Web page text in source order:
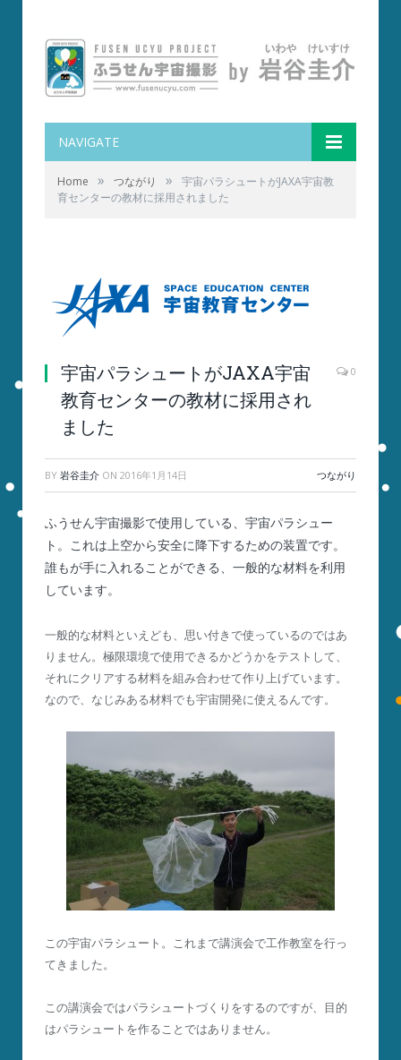
NAVIGATE
Home » つながり »
宇宙パラシュートがJAXA宇宙教
育センターの教材に採用されました
宇宙パラシュートがJAXA宇宙
教育センターの教材に採用され
ました
0
BY 岩谷圭介 ON 2016年1月14日 つながり
ふうせん宇宙撮影で使用している、宇宙パラシュー
ト。これは上空から安全に降下するための装置です。
誰もが手に入れることができる、一般的な材料を利用
しています。
一般的な材料といえども、思い付きで使っているのではあ
りません。極限環境で使用できるかどうかをテストして、
それにクリアする材料を組み合わせて作り上げています。
なので、なじみある材料でも宇宙開発に使えるんです。
この宇宙パラシュート。これまで講演会で工作教室を行っ
てきました。
この講演会ではパラシュートづくりをするのですが、目的
はパラシュートを作ることではありません。